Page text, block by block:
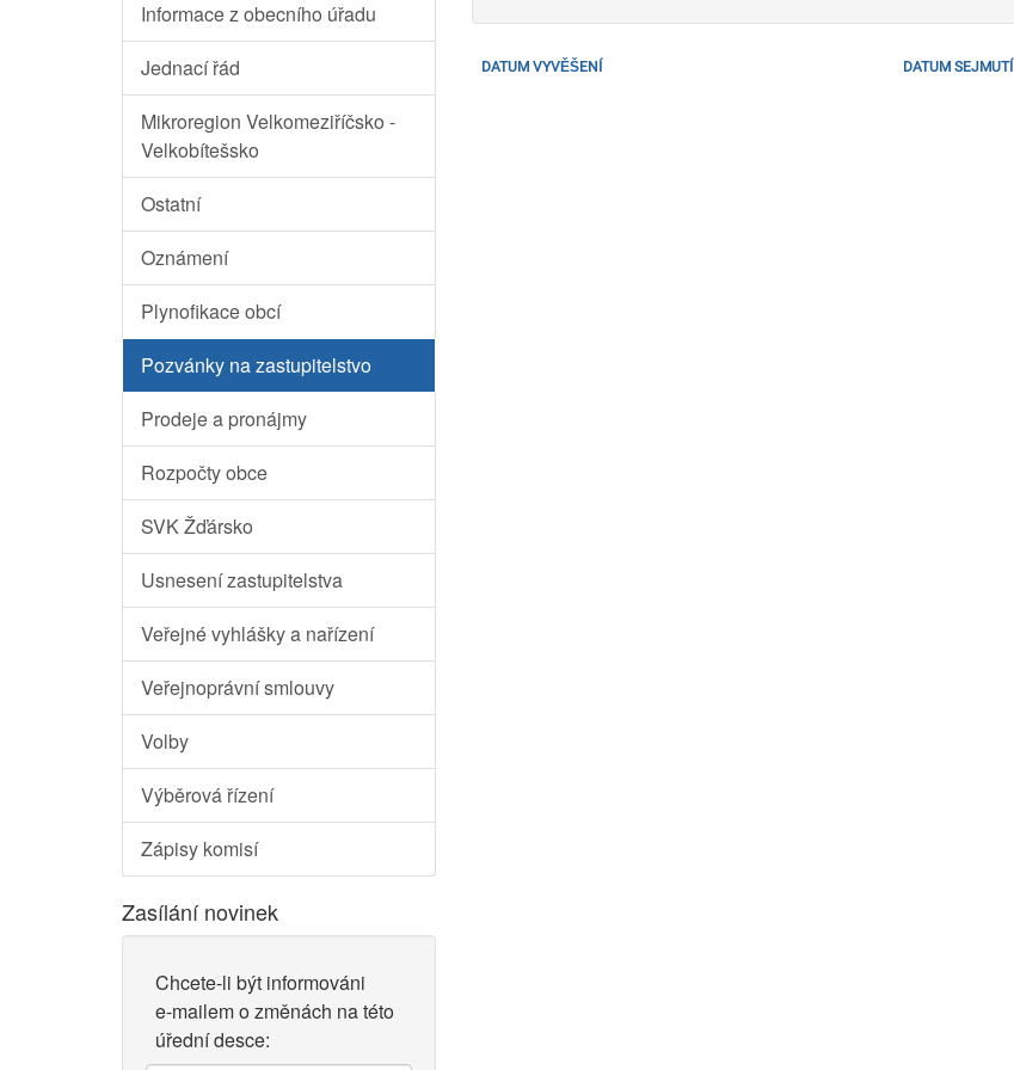
Informace z obecního úřadu
Jednací řád
Mikroregion Velkomeziříčsko -
Velkobítešsko
Ostatní
Oznámení
Plynofikace obcí
Pozvánky na zastupitelstvo
Prodeje a pronájmy
Rozpočty obce
SVK Žďársko
Usnesení zastupitelstva
Veřejné vyhlášky a nařízení
Veřejnoprávní smlouvy
Volby
Výběrová řízení
Zápisy komisí
Zasílání novinek
Chcete-li být informováni
e-mailem o změnách na této
úřední desce:
DATUM VYVĚŠENÍ DATUM SEJMUTÍ